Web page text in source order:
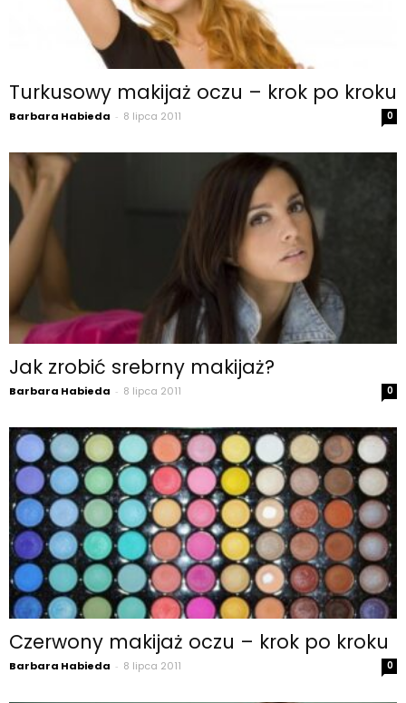
Turkusowy makijaż oczu – krok po kroku
Barbara Habieda - 8 lipca 2011 0
Jak zrobić srebrny makijaż?
Barbara Habieda - 8 lipca 2011 0
Czerwony makijaż oczu – krok po kroku
Barbara Habieda - 8 lipca 2011 0